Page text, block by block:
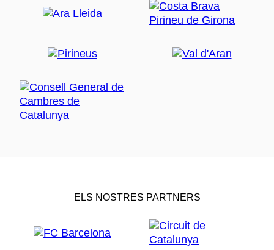
ELS NOSTRES PARTNERS